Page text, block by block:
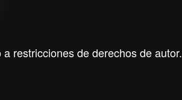
restricciones de derechos de autor.